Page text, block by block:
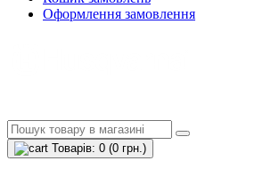
Оформлення замовлення
Товарів: 0 (0 грн.)